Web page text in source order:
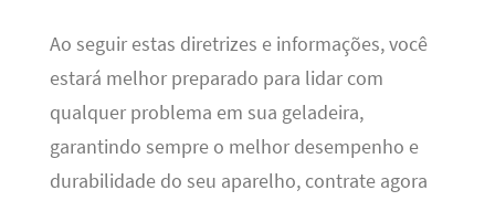
Ao seguir estas diretrizes e informações, você
estará melhor preparado para lidar com
qualquer problema em sua geladeira,
garantindo sempre o melhor desempenho e
durabilidade do seu aparelho, contrate agora